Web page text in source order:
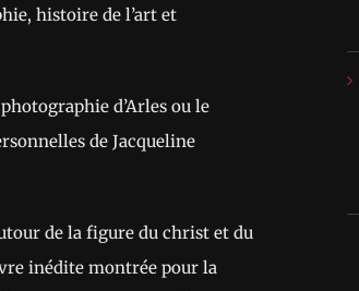
histoire de l’art et
d’Arles ou le
de Jacqueline
de la figure du christ et du
inédite montrée pour la